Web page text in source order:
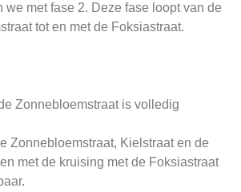
we met fase 2. Deze fase loopt van de
tot en met de Foksiastraat.
Zonnebloemstraat is volledig
Zonnebloemstraat, Kielstraat en de
met de kruising met de Foksiastraat